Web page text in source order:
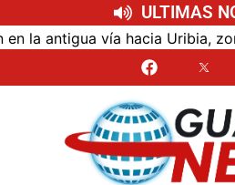
ULTIMAS
vía hacia Uribia, zona